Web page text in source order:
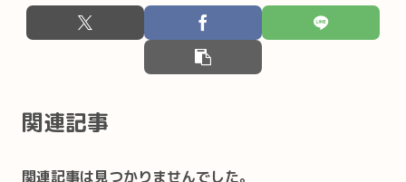
関連記事
関連記事は見つかりませんでした。